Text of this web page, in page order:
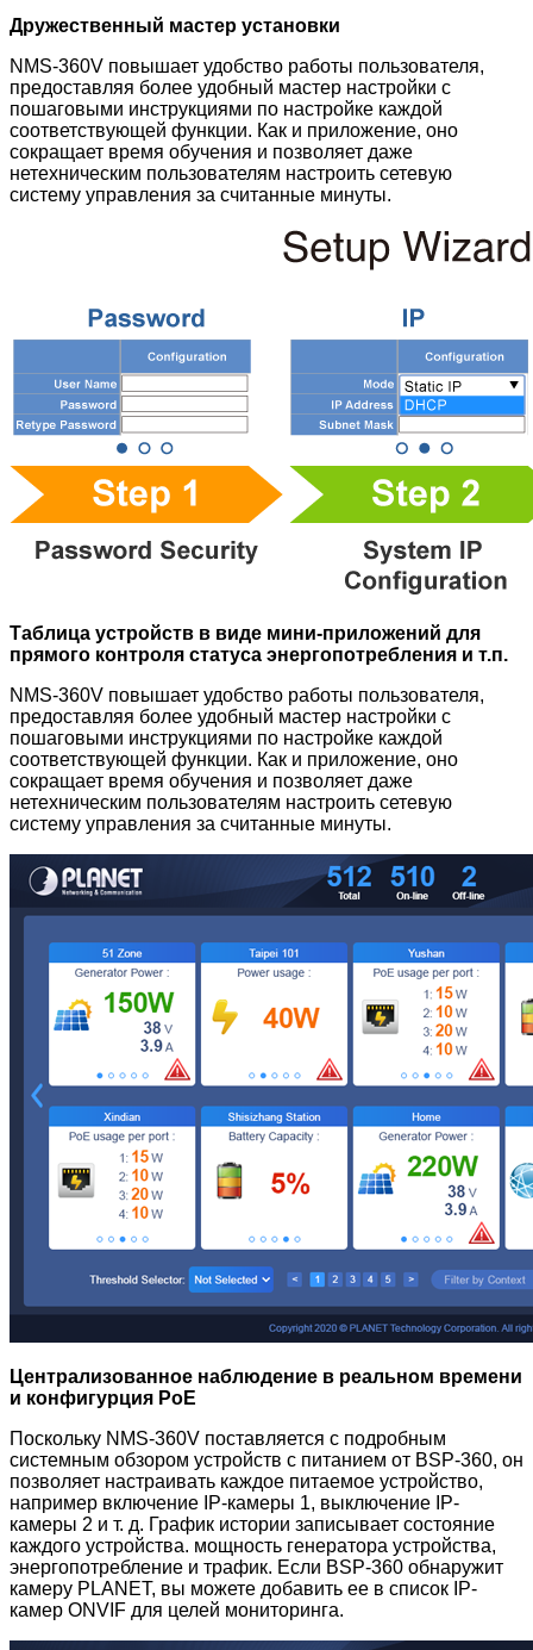
Дружественный мастер установки
NMS-360V повышает удобство работы пользователя,
предоставляя более удобный мастер настройки с
пошаговыми инструкциями по настройке каждой
соответствующей функции. Как и приложение, оно
сокращает время обучения и позволяет даже
нетехническим пользователям настроить сетевую
систему управления за считанные минуты.
Таблица устройств в виде мини-приложений для
прямого контроля статуса энергопотребления и т.п.
NMS-360V повышает удобство работы пользователя,
предоставляя более удобный мастер настройки с
пошаговыми инструкциями по настройке каждой
соответствующей функции. Как и приложение, оно
сокращает время обучения и позволяет даже
нетехническим пользователям настроить сетевую
систему управления за считанные минуты.
Централизованное наблюдение в реальном времени
и конфигурция PoE
Поскольку NMS-360V поставляется с подробным
системным обзором устройств с питанием от BSP-360, он
позволяет настраивать каждое питаемое устройство,
например включение IP-камеры 1, выключение IP-
камеры 2 и т. д. График истории записывает состояние
каждого устройства. мощность генератора устройства,
энергопотребление и трафик. Если BSP-360 обнаружит
камеру PLANET, вы можете добавить ее в список IP-
камер ONVIF для целей мониторинга.